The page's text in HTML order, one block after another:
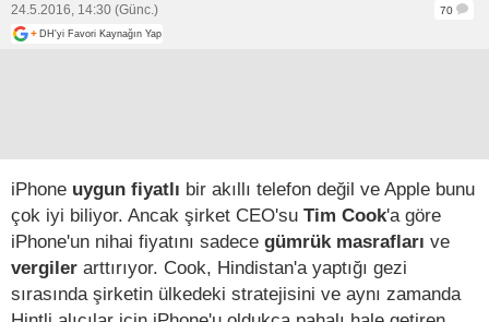
24.5.2016, 14:30 (Günc.)
70
+ DH'yi Favori Kaynağın Yap
iPhone uygun fiyatlı bir akıllı telefon değil ve Apple bunu
çok iyi biliyor. Ancak şirket CEO'su Tim Cook'a göre
iPhone'un nihai fiyatını sadece gümrük masrafları ve
vergiler arttırıyor. Cook, Hindistan'a yaptığı gezi
sırasında şirketin ülkedeki stratejisini ve aynı zamanda